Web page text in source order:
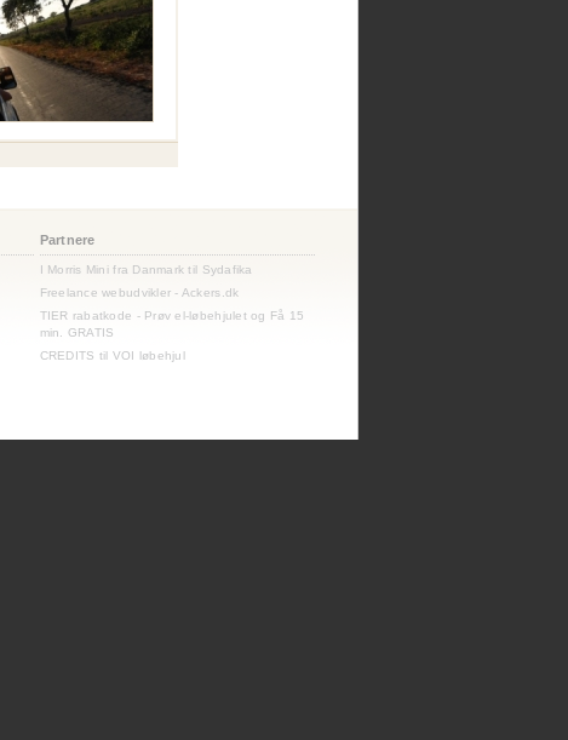
Partnere
I Morris Mini fra Danmark til Sydafika
Freelance webudvikler - Ackers.dk
TIER rabatkode - Prøv el-løbehjulet og Få 15
min. GRATIS
CREDITS til VOI løbehjul